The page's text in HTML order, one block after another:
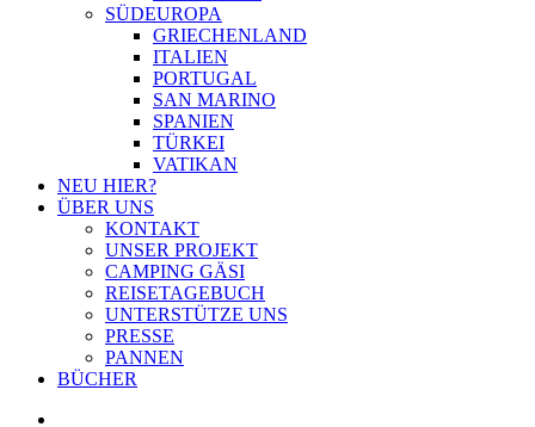
SÜDEUROPA
GRIECHENLAND
ITALIEN
PORTUGAL
SAN MARINO
SPANIEN
TÜRKEI
VATIKAN
NEU HIER?
ÜBER UNS
KONTAKT
UNSER PROJEKT
CAMPING GÄSI
REISETAGEBUCH
UNTERSTÜTZE UNS
PRESSE
PANNEN
BÜCHER